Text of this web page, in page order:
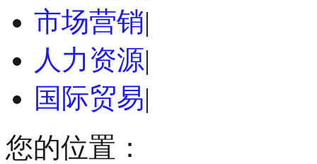
市场营销|
人力资源|
国际贸易|
您的位置：